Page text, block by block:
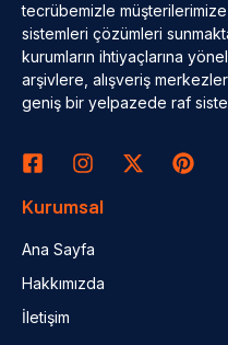
tecrübemizle
sistemleri çözümleri
kurumların ihtiyaçlarına
arşivlere, alışveriş
geniş bir yelpazede raf
Kurumsal
Ana Sayfa
Hakkımızda
İletişim